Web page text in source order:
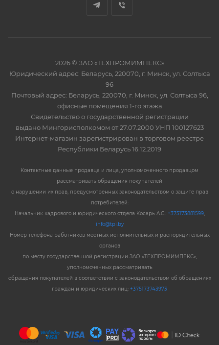
2026 © ЗАО «ТЕХПРОМИМПЕКС»
Юридический адрес: Беларусь, 220070, г. Минск, ул. Солтыса
96
Почтовый адрес: Беларусь, 220070, г. Минск, ул. Солтыса 96,
офисные помещения 1-го этажа
Свидетельство о государственной регистрации
выдано Мингорисполкомом от 27.07.2000 УНП 100127623
Интернет-магазин зарегистрирован в торговом реестре
Республики Беларусь 16.12.2019
Контактные данные продавца и лица, уполномоченного продавцом
рассматривать обращения покупателей
о нарушении их прав, предусмотренных законодательством о защите прав
потребителей:
Начальник кадрового и юридического отдела Косарь А.С.: +375173881599,
info@tpi.by
Номер телефона работников местных исполнительных и распорядительных
органов
по месту государственной регистрации ЗАО «ТЕХПРОМИМПЕКС»,
уполномоченных рассматривать
обращения покупателей в соответствии с законодательством об обращениях
граждан и юридических лиц: +375173743973